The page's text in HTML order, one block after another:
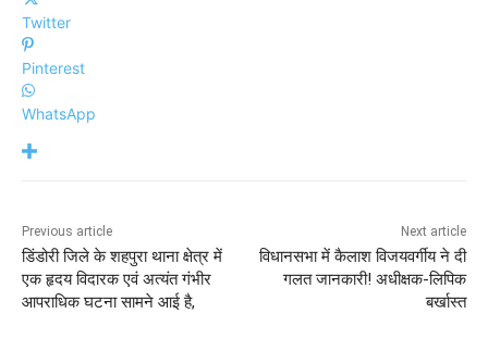
Twitter
Pinterest
WhatsApp
Previous article
डिंडोरी जिले के शहपुरा थाना क्षेत्र में
एक हृदय विदारक एवं अत्यंत गंभीर
आपराधिक घटना सामने आई है,
Next article
विधानसभा में कैलाश विजयवर्गीय ने दी
गलत जानकारी! अधीक्षक-लिपिक
बर्खास्त